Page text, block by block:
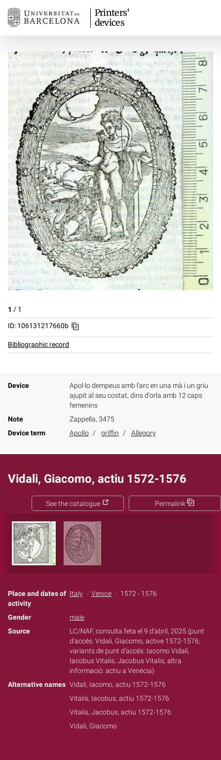
Printers'
devices
1 / 1
ID: 106131217660b
Bibliographic record
Device
Apol·lo dempeus amb l'arc en una mà i un griu
ajupit al seu costat, dins d'orla amb 12 caps
femenins
Note
Zappella, 3475
Device term
Apollo griffin Allegory
Vidali, Giacomo, actiu 1572-1576
Permalink
See the catalogue
Place and dates of
activity
Italy Venice 1572 - 1576
Gender
male
Source
LC/NAF, consulta feta el 9 d'abril, 2025 (punt
d'accés: Vidali, Giacomo, active 1572-1576;
variants de punt d’accés: Iacomo Vidali,
Iacobus Vitalis, Jacobus Vitalis; altra
informació: actiu a Venècia)
Alternative names Vidali, Iacomo, actiu 1572-1576
Vitalis, Iacobus, actiu 1572-1576
Vitalis, Jacobus, actiu 1572-1576
Vidali, Giacomo